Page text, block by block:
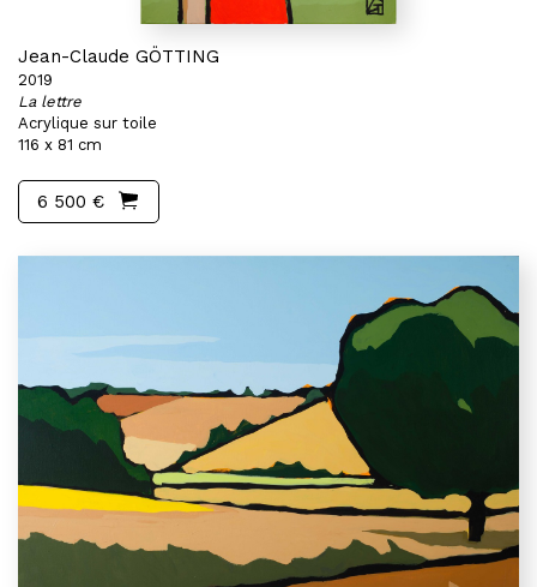
Jean-Claude GÖTTING
2019
La lettre
Acrylique sur toile
116 x 81 cm
6 500 €